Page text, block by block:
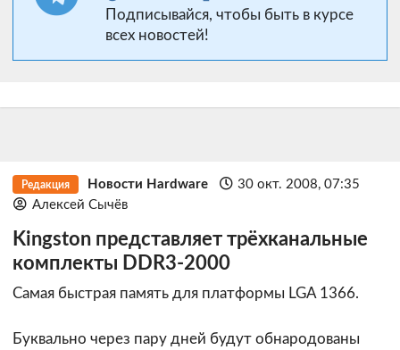
Подписывайся, чтобы быть в курсе
всех новостей!
Редакция Новости Hardware
30 окт. 2008, 07:35
Алексей Сычёв
Kingston представляет трёхканальные
комплекты DDR3-2000
Самая быстрая память для платформы LGA 1366.
Буквально через пару дней будут обнародованы